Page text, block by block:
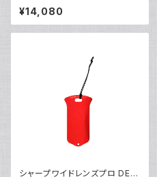
アダプター [09174/09175]
¥14,080
シャープワイドレンズプロ DEE